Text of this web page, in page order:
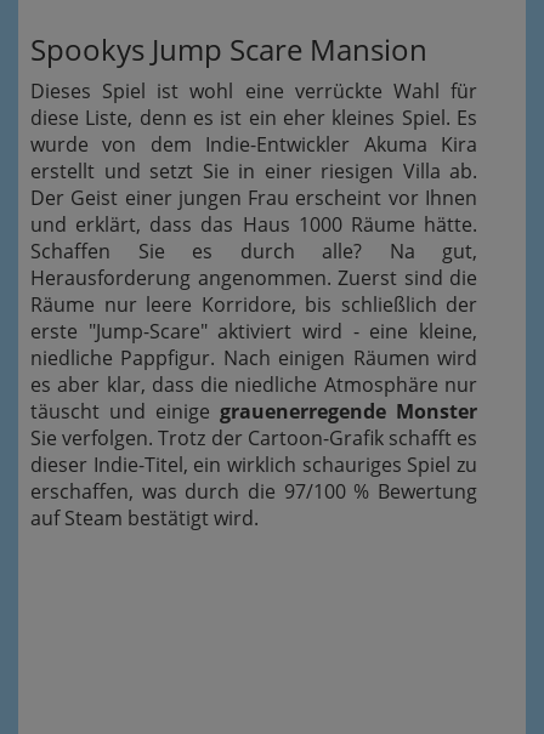
Spookys Jump Scare Mansion
Dieses Spiel ist wohl eine verrückte Wahl für
diese Liste, denn es ist ein eher kleines Spiel. Es
wurde von dem Indie-Entwickler Akuma Kira
erstellt und setzt Sie in einer riesigen Villa ab.
Der Geist einer jungen Frau erscheint vor Ihnen
und erklärt, dass das Haus 1000 Räume hätte.
Schaffen Sie es durch alle? Na gut,
Herausforderung angenommen. Zuerst sind die
Räume nur leere Korridore, bis schließlich der
erste "Jump-Scare" aktiviert wird - eine kleine,
niedliche Pappfigur. Nach einigen Räumen wird
es aber klar, dass die niedliche Atmosphäre nur
täuscht und einige grauenerregende Monster
Sie verfolgen. Trotz der Cartoon-Grafik schafft es
dieser Indie-Titel, ein wirklich schauriges Spiel zu
erschaffen, was durch die 97/100 % Bewertung
auf Steam bestätigt wird.